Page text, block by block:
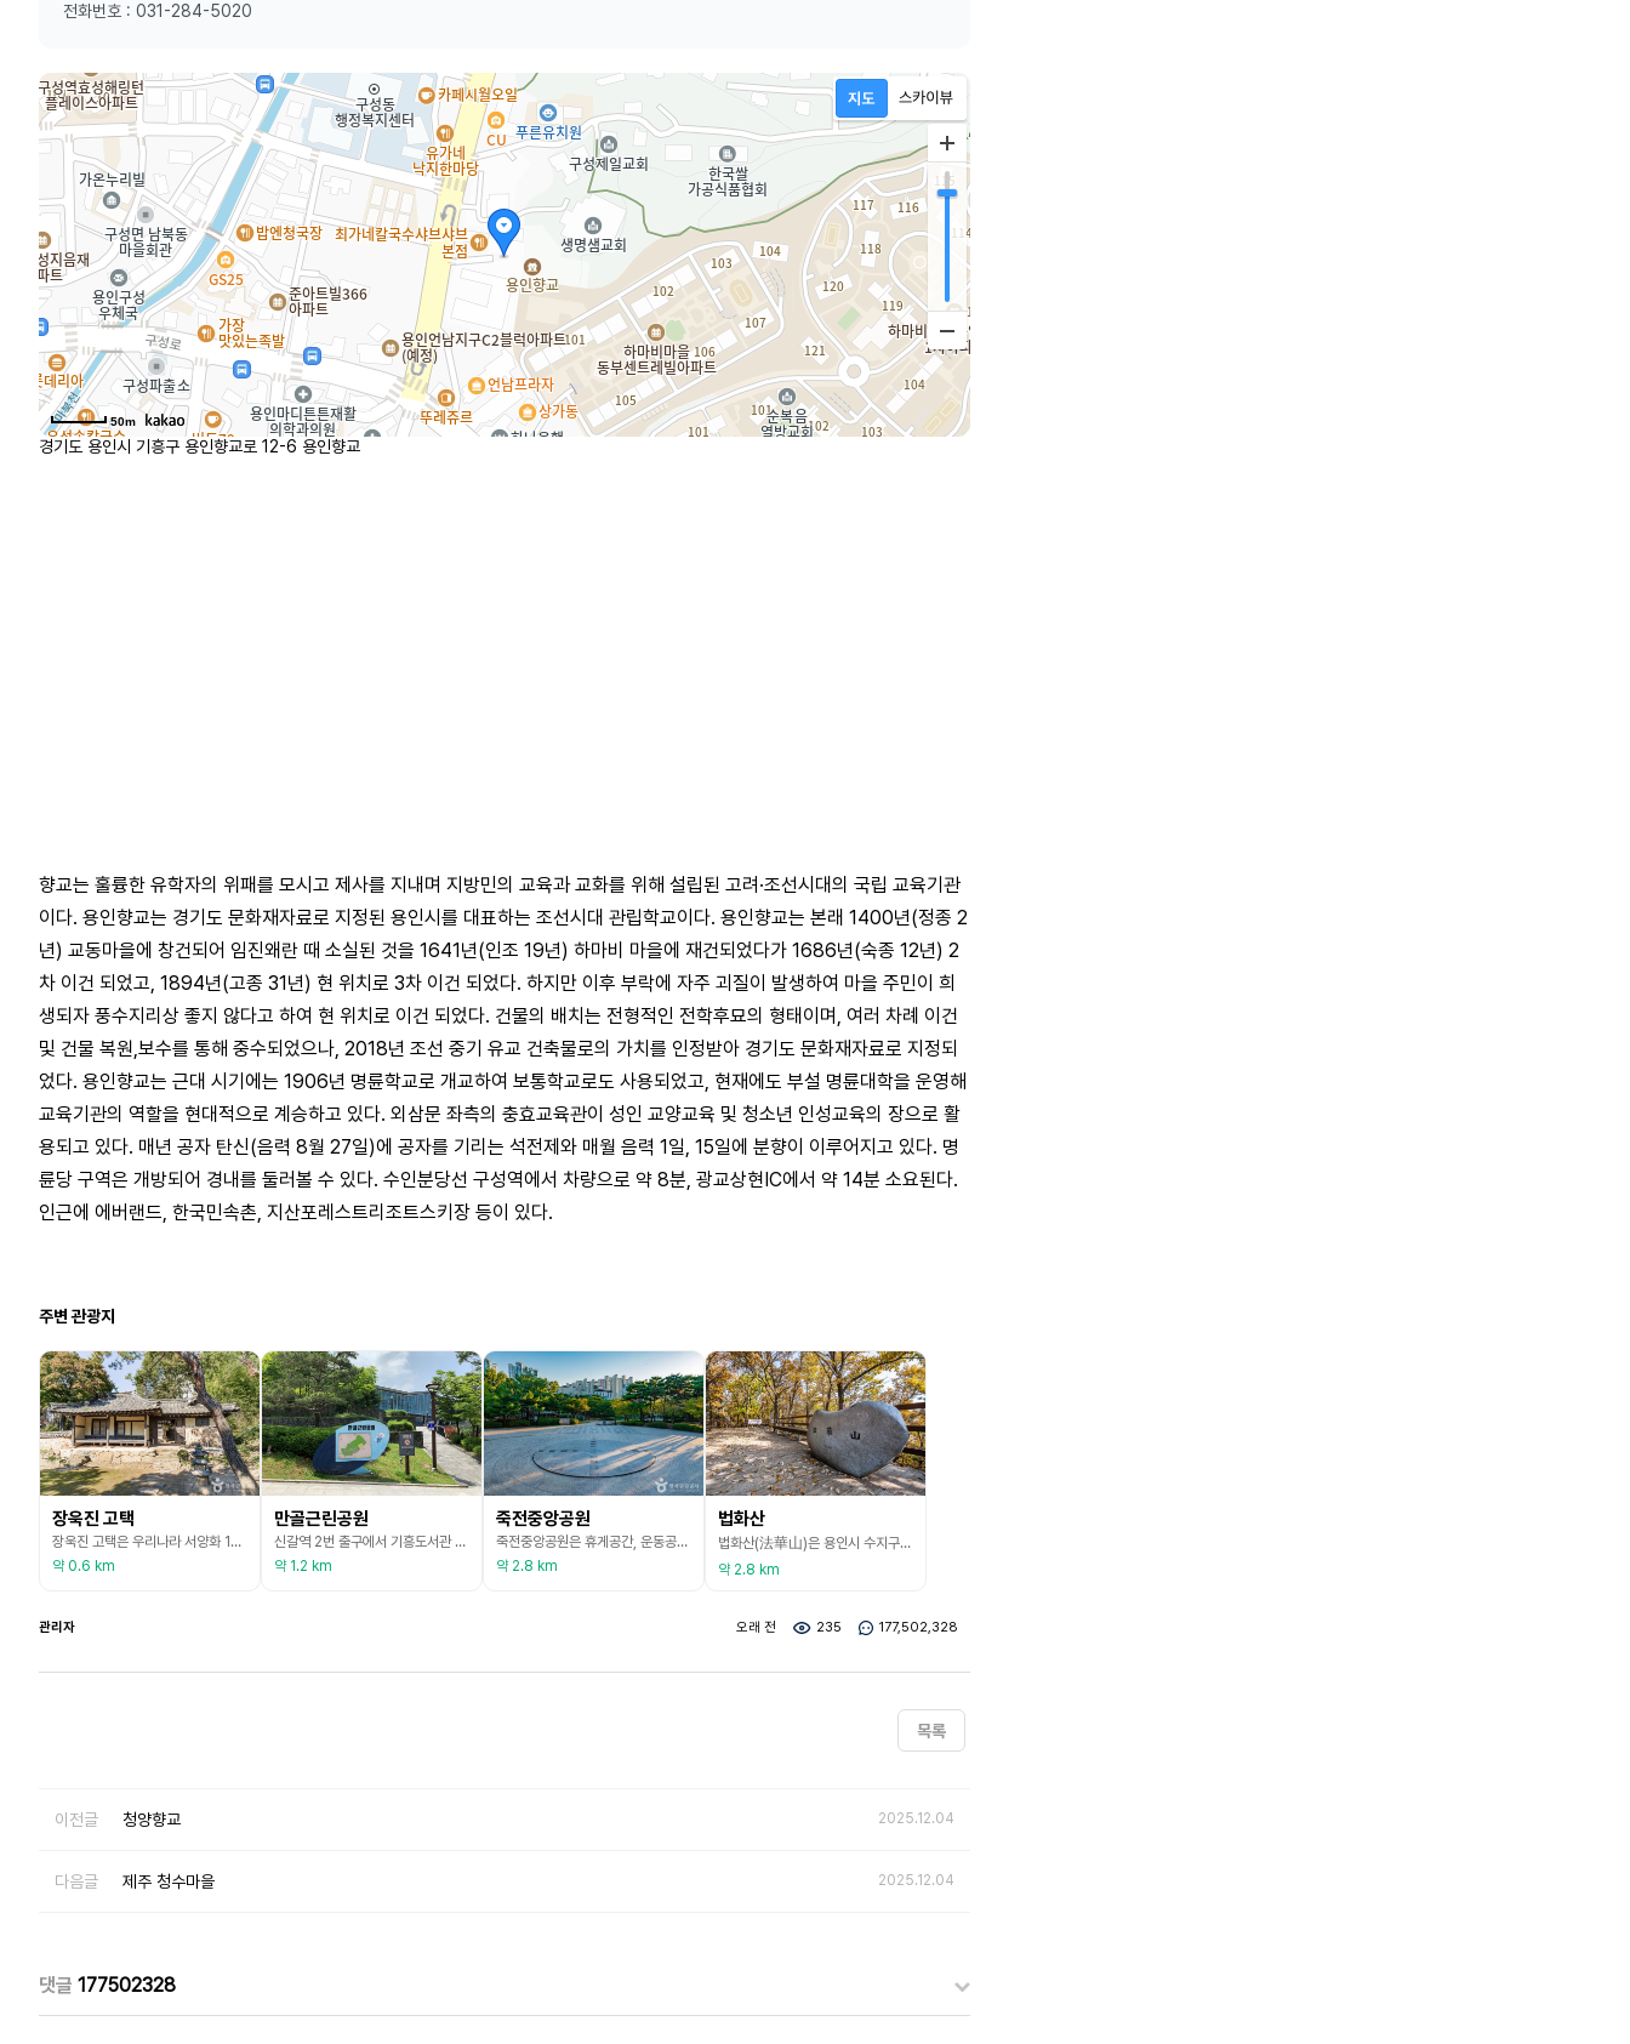
전화번호 : 031-284-5020
50m
경기도 용인시 기흥구 용인향교로 12-6 용인향교
향교는 훌륭한 유학자의 위패를 모시고 제사를 지내며 지방민의 교육과 교화를 위해 설립된 고려·조선시대의 국립 교육기관
이다. 용인향교는 경기도 문화재자료로 지정된 용인시를 대표하는 조선시대 관립학교이다. 용인향교는 본래 1400년(정종 2
년) 교동마을에 창건되어 임진왜란 때 소실된 것을 1641년(인조 19년) 하마비 마을에 재건되었다가 1686년(숙종 12년) 2
차 이건 되었고, 1894년(고종 31년) 현 위치로 3차 이건 되었다. 하지만 이후 부락에 자주 괴질이 발생하여 마을 주민이 희
생되자 풍수지리상 좋지 않다고 하여 현 위치로 이건 되었다. 건물의 배치는 전형적인 전학후묘의 형태이며, 여러 차례 이건
및 건물 복원,보수를 통해 중수되었으나, 2018년 조선 중기 유교 건축물로의 가치를 인정받아 경기도 문화재자료로 지정되
었다. 용인향교는 근대 시기에는 1906년 명륜학교로 개교하여 보통학교로도 사용되었고, 현재에도 부설 명륜대학을 운영해
교육기관의 역할을 현대적으로 계승하고 있다. 외삼문 좌측의 충효교육관이 성인 교양교육 및 청소년 인성교육의 장으로 활
용되고 있다. 매년 공자 탄신(음력 8월 27일)에 공자를 기리는 석전제와 매월 음력 1일, 15일에 분향이 이루어지고 있다. 명
륜당 구역은 개방되어 경내를 둘러볼 수 있다. 수인분당선 구성역에서 차량으로 약 8분, 광교상현IC에서 약 14분 소요된다.
인근에 에버랜드, 한국민속촌, 지산포레스트리조트스키장 등이 있다.
주변 관광지
장욱진 고택
장욱진 고택은 우리나라 서양화 1세대인 장욱진(1917~1990) 화백이 1986년부터 1990년 작고할 때까지 거주하며 작품 활동을 한 곳이다. 고택은 조선시대 말기 경기도 전통 민가의 튼 ㅁ자 형태로, 안채와 사랑채, 광으로 구성되어 있다. 장 화백이 직접 수리해 작업실과 거주 공간으로 사용했으며, 경내에는 일부 한옥을 개조한 찻집 ‘집운헌’이 있다. 한옥은 현재 유족들이 설립한 장욱진미술문화재단에서 관리하고 있다. 한옥 뒤편에는 약 50평 규모의
약 0.6 km
만골근린공원
신갈역 2번 출구에서 기흥도서관 방향으로 연결된다. 물놀이형 수경시설과 대규모 놀이터가 구비되어 있어 어린이 동반 이용객들이 많다. 특히 대형 미끄럼틀이 있는 어린이 놀이터가 인기를 얻고 있다. 이용수칙 상, 10세 이하 어린이만 이용 가능하고 5세 이하는 보호자 동반 시에만 이용 가능하다. 또한 분수대와 야외테이블, 벤치가 곳곳에 설치되어 있어 누구나 여유롭게 산책하며 휴식을 취할 수 있다. 반려동물의 경우, 목줄 착용 등의 펫티켓을 지키면 반려동물
약 1.2 km
죽전중앙공원
죽전중앙공원은 휴게공간, 운동공간, 놀이마당, 바닥분수, 잔디광장 등으로 조성되어 있다. 여름에는 바닥분수를 운영해 아이들이 시원하게 뛰어놀기 안성맞춤이다. 곳곳에 운동기구도 설치되어 있어 체력단련을 해도 좋고, 벤치에 앉아 공원의 풍경을 감상해도 좋은 곳이다. 죽전중앙공원에서는 선사시대부터 조선시대까지 이 지역의 역사를 엿볼 수 있다. 이곳은 죽전택지개발지구 조성 당시 발굴된 유물과 유적들을 복원하여 공원 내에 전시하고 있다.
약 2.8 km
법화산
법화산(法華山)은 용인시 수지구 죽전동, 기흥구 마북동, 청덕동, 언남동과 처인구 모현면 오산리 등 3개 구 모두에 걸쳐있는 385.2m의 산이다. 법화산의 이름은 법화경에서 따왔고 이곳에서 흐른 물이 탄천이 되었으며 소나무가 많이 자라고 있다. 정상까지 소요시간은 왕복 1시간 30분~2시간 정도 소요되며, 입구에서부터 3.2㎞ 오르면 정상이다.
약 2.8 km
관리자 오래 전 235 177,502,328
목록
이전글 청양향교 2025.12.04
다음글 제주 청수마을 2025.12.04
댓글 177502328